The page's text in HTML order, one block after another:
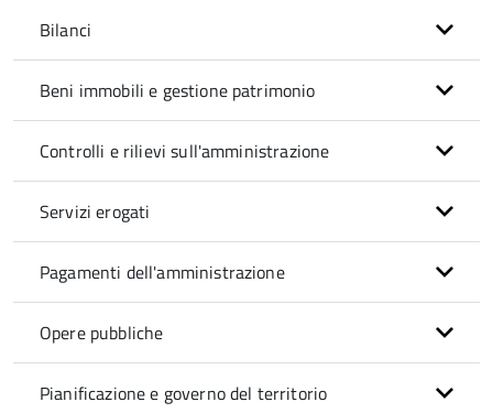
Bilanci
Beni immobili e gestione patrimonio
Controlli e rilievi sull'amministrazione
Servizi erogati
Pagamenti dell'amministrazione
Opere pubbliche
Pianificazione e governo del territorio